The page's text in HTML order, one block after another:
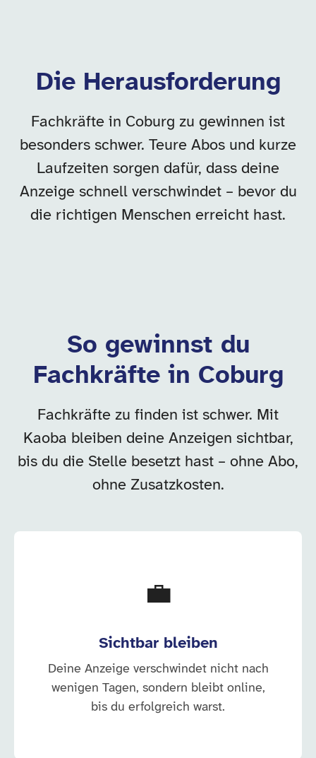
Die Herausforderung
Fachkräfte in Coburg zu gewinnen ist
besonders schwer. Teure Abos und kurze
Laufzeiten sorgen dafür, dass deine
Anzeige schnell verschwindet – bevor du
die richtigen Menschen erreicht hast.
So gewinnst du
Fachkräfte in Coburg
Fachkräfte zu finden ist schwer. Mit
Kaoba bleiben deine Anzeigen sichtbar,
bis du die Stelle besetzt hast – ohne Abo,
ohne Zusatzkosten.
💼
Sichtbar bleiben
Deine Anzeige verschwindet nicht nach
wenigen Tagen, sondern bleibt online,
bis du erfolgreich warst.